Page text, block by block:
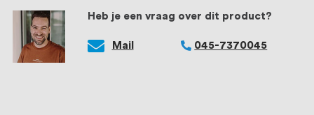
Heb je een vraag over dit product?
Mail 045-7370045